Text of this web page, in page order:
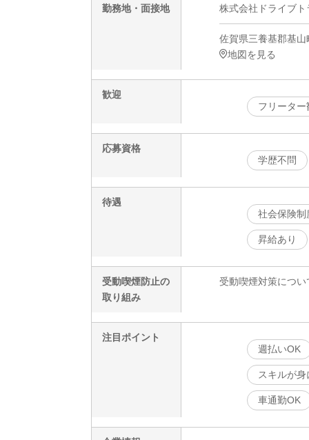
勤務地・面接地 株式会社ドライブ
佐賀県三養基郡基山
地図を見る
歓迎
フリーター
応募資格
学歴不問
待遇
社会保険制
昇給あり
受動喫煙防止の
取り組み
受動喫煙対策につ
注目ポイント
週払いOK
スキルが身
車通勤OK